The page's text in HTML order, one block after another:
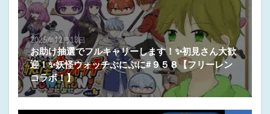
2025年12月13日
お助け抽選でフルキャリーします！✨初見さん大歓
迎！✨妖怪ウォッチぷにぷに#９５８【フリーレン
コラボ！】